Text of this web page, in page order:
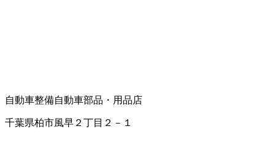
自動車整備自動車部品・用品店
千葉県柏市風早２丁目２－１